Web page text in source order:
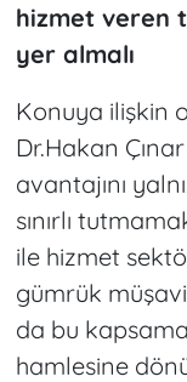
hizmet veren
yer almalı
Konuya ilişkin
Dr.Hakan
avantajını
sınırlı
ile hizmet
gümrük
da bu
hamlesine